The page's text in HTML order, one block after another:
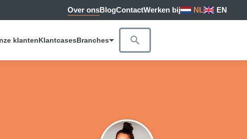
Over onsBlogContactWerken bij NL EN
klantenKlantcasesBranches